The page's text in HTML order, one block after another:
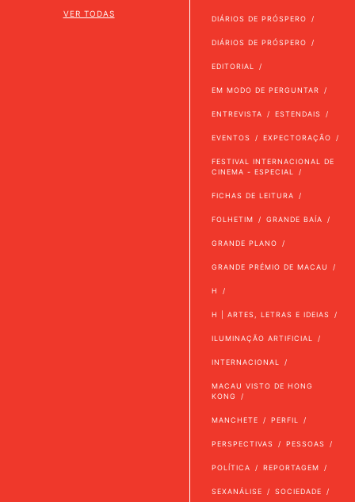
VER TODAS
DIÁRIOS DE PRÓSPERO
DIÁRIOS DE PRÓSPERO
EDITORIAL
EM MODO DE PERGUNTAR
ENTREVISTA ESTENDAIS
EVENTOS EXPECTORAÇÃO
FESTIVAL INTERNACIONAL DE
CINEMA - ESPECIAL
FICHAS DE LEITURA
FOLHETIM GRANDE BAÍA
GRANDE PLANO
GRANDE PRÉMIO DE MACAU
H
H | ARTES, LETRAS E IDEIAS
ILUMINAÇÃO ARTIFICIAL
INTERNACIONAL
MACAU VISTO DE HONG
KONG
MANCHETE PERFIL
PERSPECTIVAS PESSOAS
POLÍTICA REPORTAGEM
SEXANÁLISE SOCIEDADE